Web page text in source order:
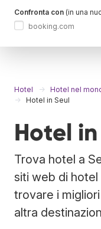
Confronta con (in una
booking.com
Hotel Hotel nel
Hotel in Seul
Hotel
Trova hotel a
siti web di
trovare i
altra